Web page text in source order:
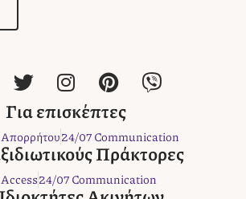
T
w
i
t
t
e
r
I
n
s
t
a
g
r
P
i
n
t
e
r
e
V
i
e
r
Για επισκέπτες
Απορρήτου24/07 Communication
Πράκτορες
24/07 Communication